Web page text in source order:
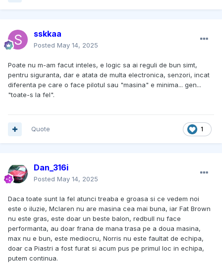
sskkaa
Posted May 14, 2025
Poate nu m-am facut inteles, e logic sa ai reguli de bun simt,
pentru siguranta, dar e atata de multa electronica, senzori, incat
diferenta pe care o face pilotul sau "masina" e minima... gen...
"toate-s la fel".
1
Quote
Dan_316i
Posted May 14, 2025
Daca toate sunt la fel atunci treaba e groasa si ce vedem noi
este o iluzie, Mclaren nu are masina cea mai buna, iar Fat Brown
nu este gras, este doar un beste balon, redbull nu face
performanta, au doar frana de mana trasa pe a doua masina,
max nu e bun, este mediocru, Norris nu este faultat de echipa,
doar ca Piastri a fost furat si acum pus pe primul loc in echipa,
putem continua.